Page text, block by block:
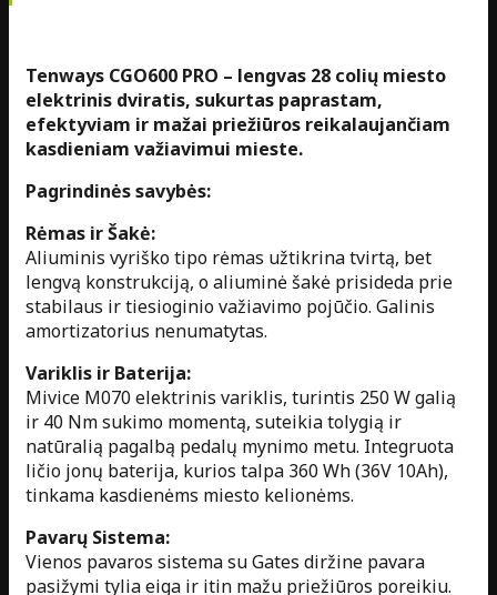
Tenways CGO600 PRO – lengvas 28 colių miesto
elektrinis dviratis, sukurtas paprastam,
efektyviam ir mažai priežiūros reikalaujančiam
kasdieniam važiavimui mieste.
Pagrindinės savybės:
Rėmas ir Šakė:
Aliuminis vyriško tipo rėmas užtikrina tvirtą, bet
lengvą konstrukciją, o aliuminė šakė prisideda prie
stabilaus ir tiesioginio važiavimo pojūčio. Galinis
amortizatorius nenumatytas.
Variklis ir Baterija:
Mivice M070 elektrinis variklis, turintis 250 W galią
ir 40 Nm sukimo momentą, suteikia tolygią ir
natūralią pagalbą pedalų mynimo metu. Integruota
ličio jonų baterija, kurios talpa 360 Wh (36V 10Ah),
tinkama kasdienėms miesto kelionėms.
Pavarų Sistema:
Vienos pavaros sistema su Gates diržine pavara
pasižymi tylia eiga ir itin mažu priežiūros poreikiu.